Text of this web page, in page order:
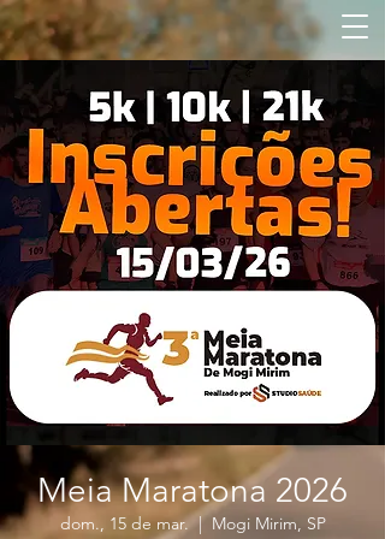
Meia Maratona 2026
dom., 15 de mar.
  |
Mogi Mirim, SP